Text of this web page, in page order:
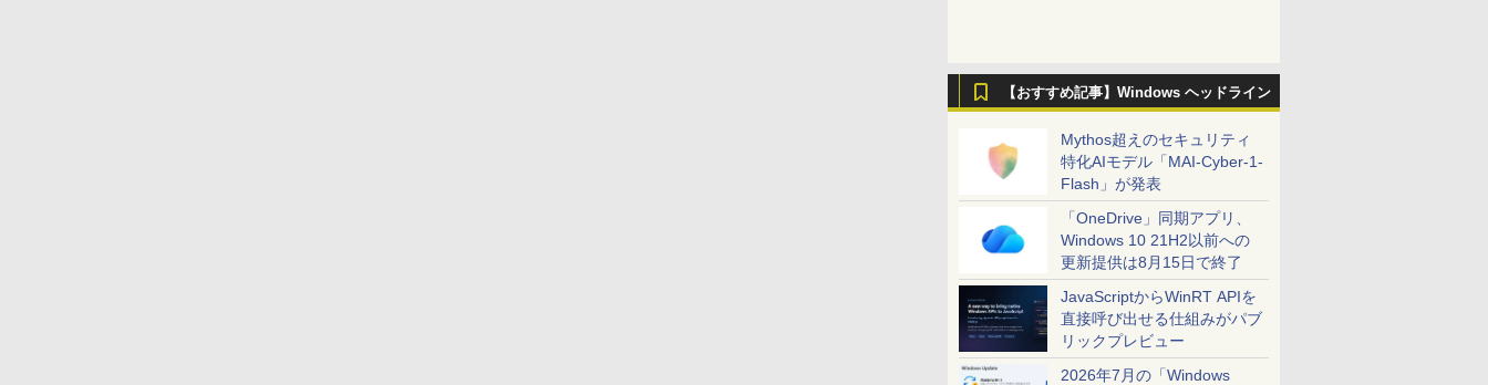
【おすすめ記事】Windows ヘッドライン
Mythos超えのセキュリティ
特化AIモデル「MAI-Cyber-1-
Flash」が発表
「OneDrive」同期アプリ、
Windows 10 21H2以前への
更新提供は8月15日で終了
JavaScriptからWinRT APIを
直接呼び出せる仕組みがパブ
リックプレビュー
2026年7月の「Windows